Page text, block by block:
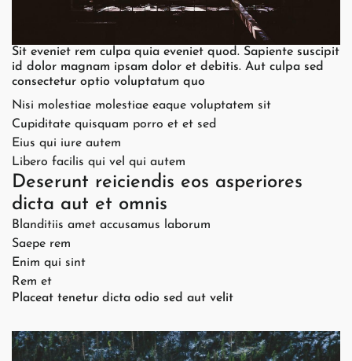
Sit eveniet rem culpa quia eveniet quod. Sapiente suscipit
id dolor magnam ipsam dolor et debitis. Aut culpa sed
consectetur optio voluptatum quo
Nisi molestiae molestiae eaque voluptatem sit
Cupiditate quisquam porro et et sed
Eius qui iure autem
Libero facilis qui vel qui autem
Deserunt reiciendis eos asperiores
dicta aut et omnis
Blanditiis amet accusamus laborum
Saepe rem
Enim qui sint
Rem et
Placeat tenetur dicta odio sed aut velit